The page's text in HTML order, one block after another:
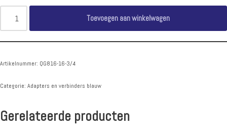
Toevoegen aan winkelwagen
Artikelnummer: QG816-16-3/4
Categorie: Adapters en verbinders blauw
Gerelateerde producten